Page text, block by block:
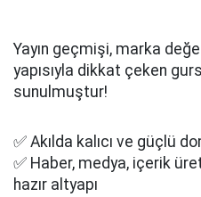
Yayın geçmişi, marka
yapısıyla dikkat çeken
sunulmuştur!
✅ Akılda kalıcı ve güçlü
✅ Haber, medya, içerik
hazır altyapı